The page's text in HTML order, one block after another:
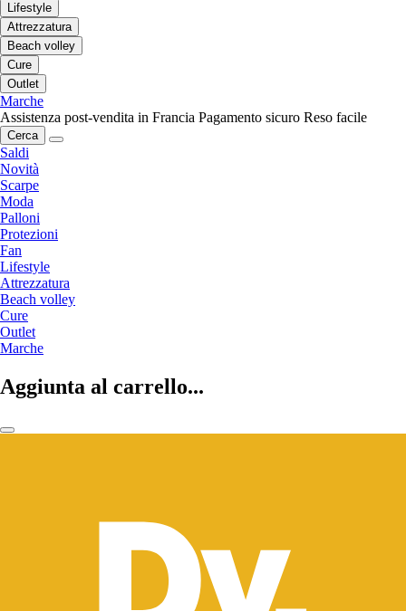
Lifestyle
Attrezzatura
Beach volley
Cure
Outlet
Marche
Assistenza post-vendita in Francia Pagamento sicuro Reso facile
Cerca
Saldi
Novità
Scarpe
Moda
Palloni
Protezioni
Fan
Lifestyle
Attrezzatura
Beach volley
Cure
Outlet
Marche
Aggiunta al carrello...